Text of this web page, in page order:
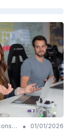
Evolution consommation •
01/01/2026